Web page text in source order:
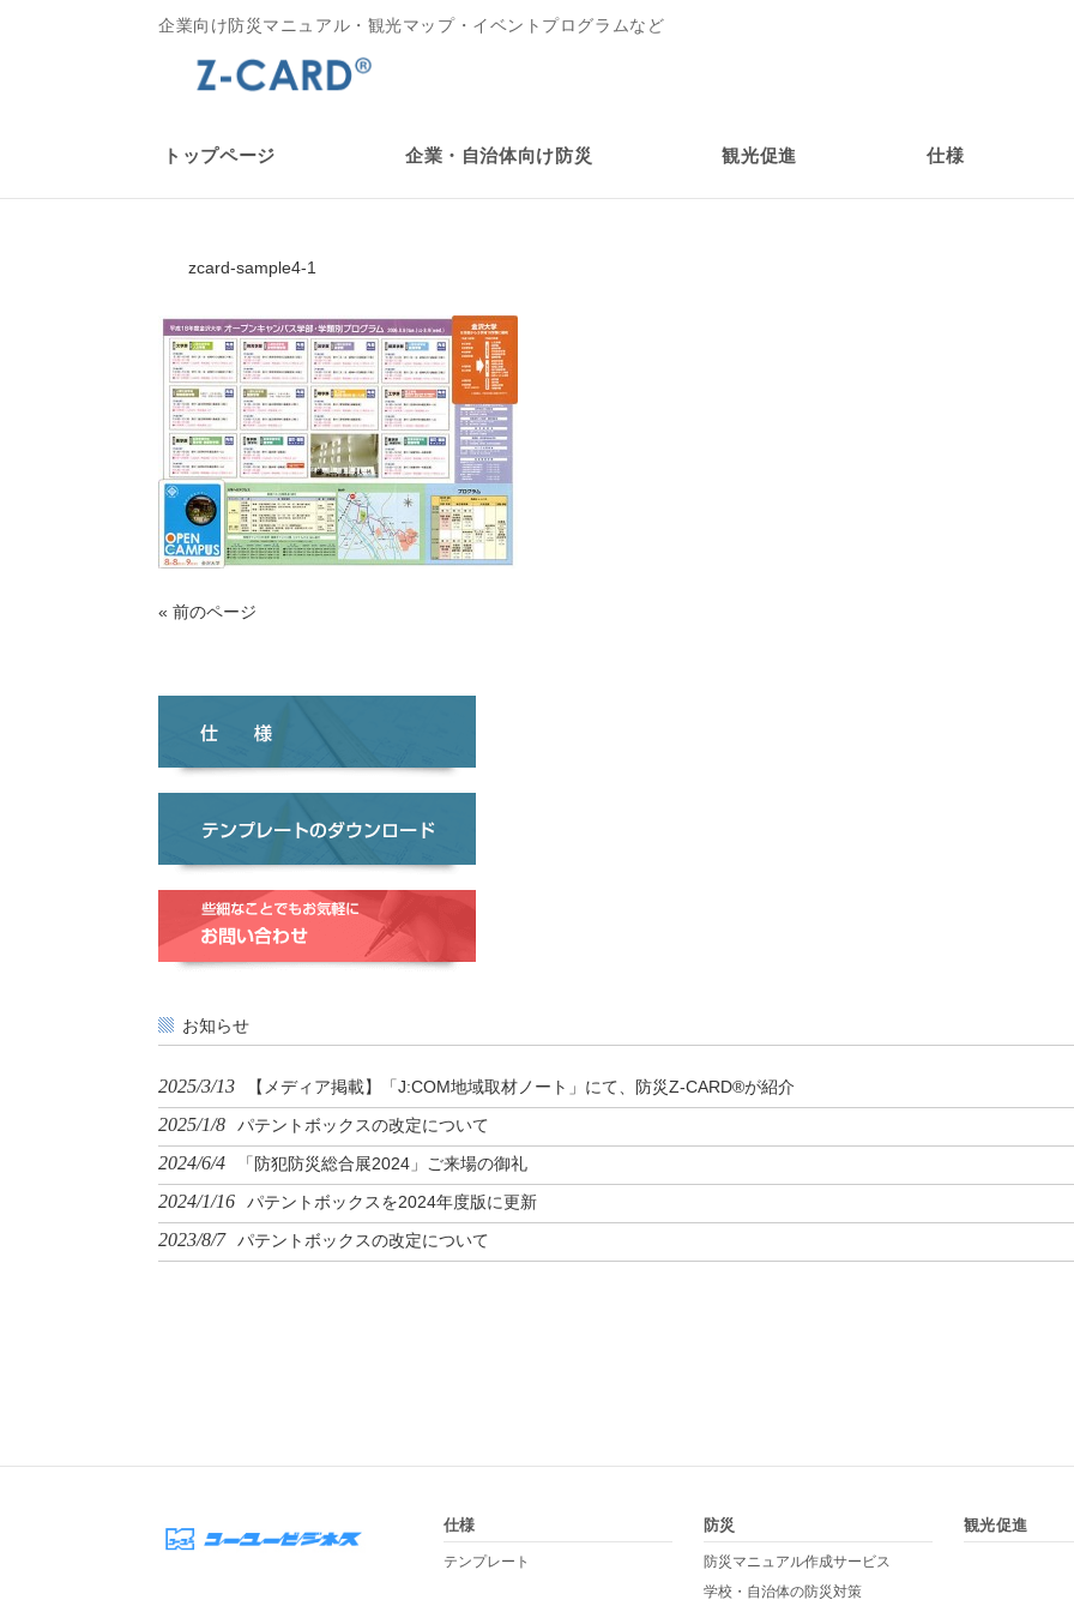
企業向け防災マニュアル・観光マップ・イベントプログラムなど
トップページ 企業・自治体向け防災 観光促進 仕様
zcard-sample4-1
« 前のページ
お知らせ
2025/3/13 【メディア掲載】「J:COM地域取材ノート」にて、防災Z-CARD®が紹介
2025/1/8 パテントボックスの改定について
2024/6/4 「防犯防災総合展2024」ご来場の御礼
2024/1/16 パテントボックスを2024年度版に更新
2023/8/7 パテントボックスの改定について
仕様
テンプレート
防災
防災マニュアル作成サービス
学校・自治体の防災対策
観光促進